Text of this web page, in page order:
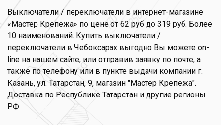
Выключатели / переключатели в интернет-магазине
«Мастер Крепежа» по цене от 62 руб до 319 руб. Более
10 наименований. Купить выключатели /
переключатели в Чебоксарах выгодно Вы можете on-
line на нашем сайте, или отправив заявку по почте, а
также по телефону или в пункте выдачи компании г.
Казань, ул. Татарстан, 9, магазин "Мастер Крепежа".
Доставка по Республике Татарстан и другие регионы
РФ.